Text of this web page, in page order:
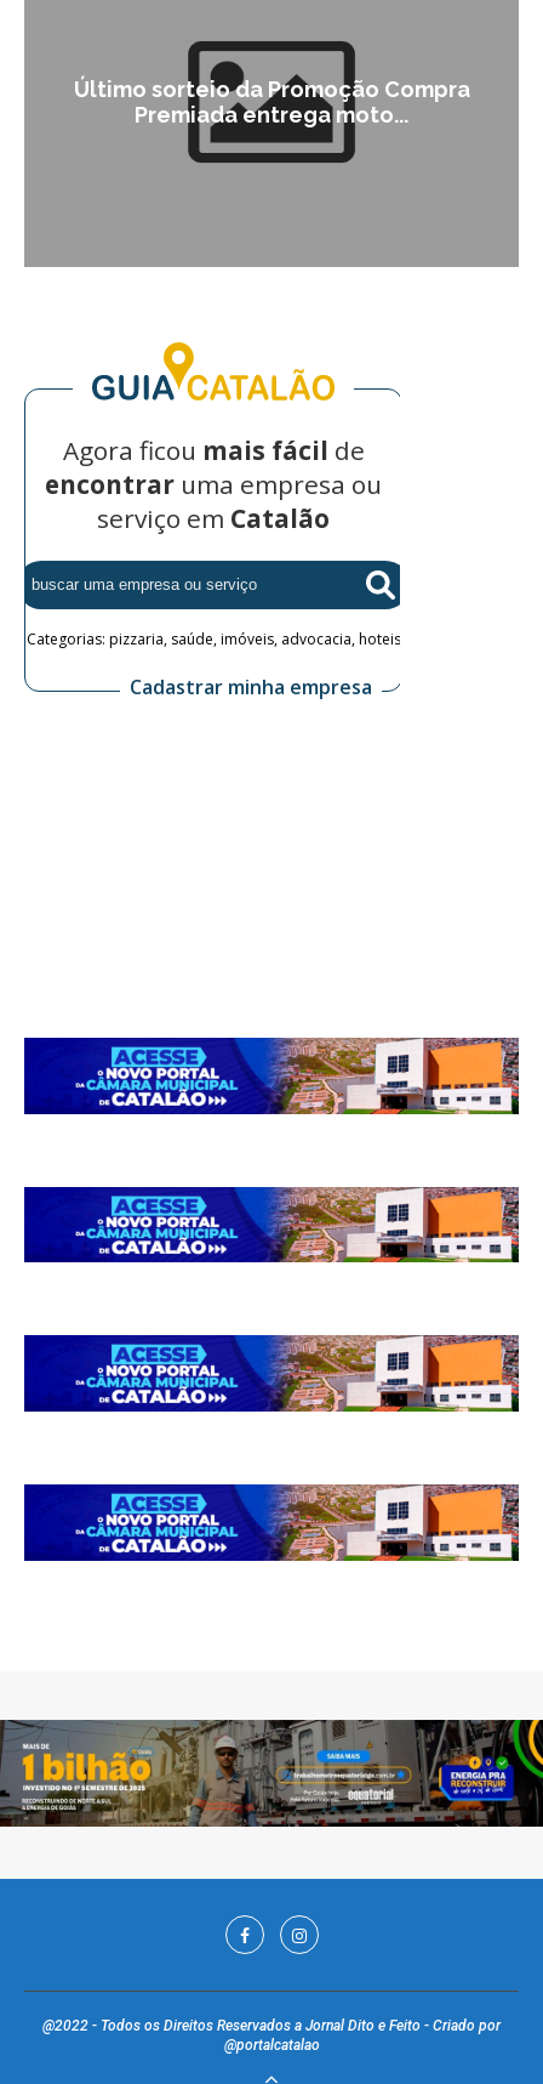
Último sorteio da Promoção Compra
Premiada entrega moto...
@2022 - Todos os Direitos Reservados a Jornal Dito e Feito - Criado por
@portalcatalao